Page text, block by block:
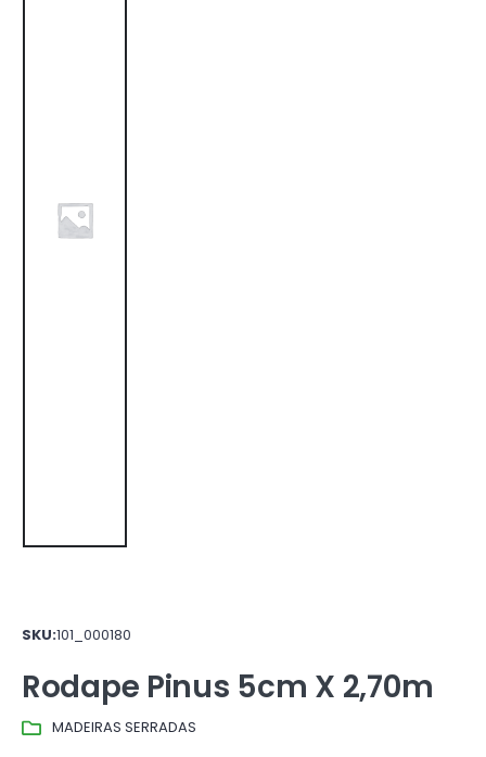
SKU:101_000180
Rodape Pinus 5cm X 2,70m
MADEIRAS SERRADAS